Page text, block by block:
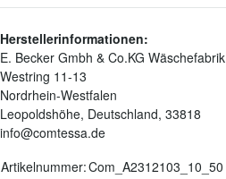
Herstellerinformationen:
E. Becker Gmbh & Co.KG Wäschefabrik
Westring 11-13
Nordrhein-Westfalen
Leopoldshöhe, Deutschland, 33818
info@comtessa.de
Produkteigenschaft
Wert
Artikelnummer:Com_A2312103_10_50